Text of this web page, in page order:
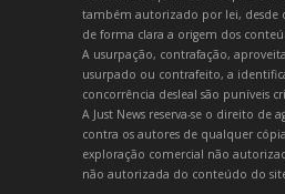
também autorizado por lei, desde
de forma clara a origem dos
A usurpação, contrafação,
usurpado ou contrafeito, a
concorrência desleal são puníveis
A Just News reserva-se o direito de
contra os autores de qualquer
exploração comercial não
não autorizada do conteúdo do